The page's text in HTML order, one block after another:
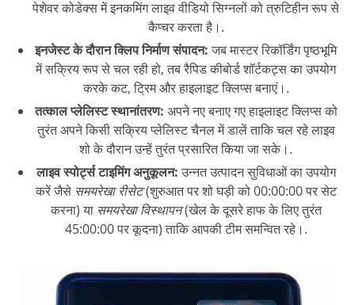
पेशेवर कोडेक्स में इनकमिंग लाइव वीडियो सिग्नलों को त्रुटिहीन रूप से
कैप्चर करता है।.
इनजेस्ट के दौरान क्लिप निर्माण संपादन:जब मास्टर रिकॉर्डिंग पृष्ठभूमि
में सक्रिय रूप से चल रही हो, तब रैपिड कीबोर्ड शॉर्टकट्स का उपयोग
करके कट, ट्रिम और हाइलाइट क्लिप्स बनाएं।.
तत्काल प्लेलिस्ट स्थानांतरण: अपने नए बनाए गए हाइलाइट क्लिप्स को
तुरंत अपने किसी सक्रिय प्लेलिस्ट चैनल में डालें ताकि चल रहे लाइव
शो के दौरान उन्हें तुरंत प्रसारित किया जा सके।.
लाइव स्पोर्ट्स टाइमिंग अनुकूलन:उन्नत उत्पादन सुविधाओं का उपयोग
करें जैसे समयरेखा रीसेट(शुरुआत पर शो घड़ी को 00:00:00 पर सेट
करना) या समयरेखा विस्थापन(खेल के दूसरे हाफ के लिए तुरंत
45:00:00 पर कूदना) ताकि आपकी टीम समन्वित रहे।.